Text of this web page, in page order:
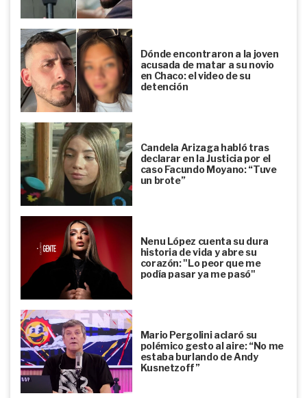
Dónde encontraron a la joven
acusada de matar a su novio
en Chaco: el video de su
detención
Candela Arizaga habló tras
declarar en la Justicia por el
caso Facundo Moyano: “Tuve
un brote”
Nenu López cuenta su dura
historia de vida y abre su
corazón: "Lo peor que me
podía pasar ya me pasó"
Mario Pergolini aclaró su
polémico gesto al aire: “No me
estaba burlando de Andy
Kusnetzoff”